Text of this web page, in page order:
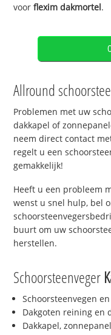
voorflexim dakmortel.
Allround
Problemen met uw
dakkapel of
neem direct contact
regelt u een
gemakkelijk!
Heeft u een probleem
wenst u snel hulp, bel
buurt om uw
herstellen.
Schoorsteenveger
Schoorsteenvegen
Dakgoten reining en
Dakkapel,